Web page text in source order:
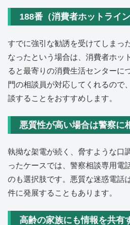
188番（消費者ホットライ
すでに強引な勧誘を受けてしまっ
なったという場合は、消費者ホッ
ると最寄りの消費生活センターに
門の相談員が対応してくれるので
談することをおすすめします。
悪質性が高い場合は警察に
執拗な架電が続く、脅すような口
ったケースでは、警察相談専用電
のも選択肢です。悪質な迷惑電話
件に発展することもあります。
高齢の家族にも情報を共有